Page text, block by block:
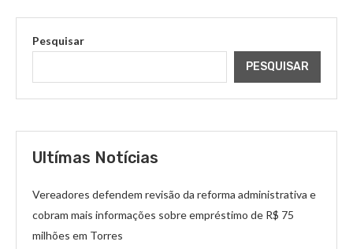
Pesquisar
PESQUISAR
Ultímas Notícias
Vereadores defendem revisão da reforma administrativa e
cobram mais informações sobre empréstimo de R$ 75
milhões em Torres